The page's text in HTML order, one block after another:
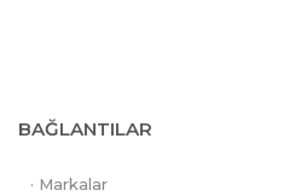
BAĞLANTILAR
· Markalar